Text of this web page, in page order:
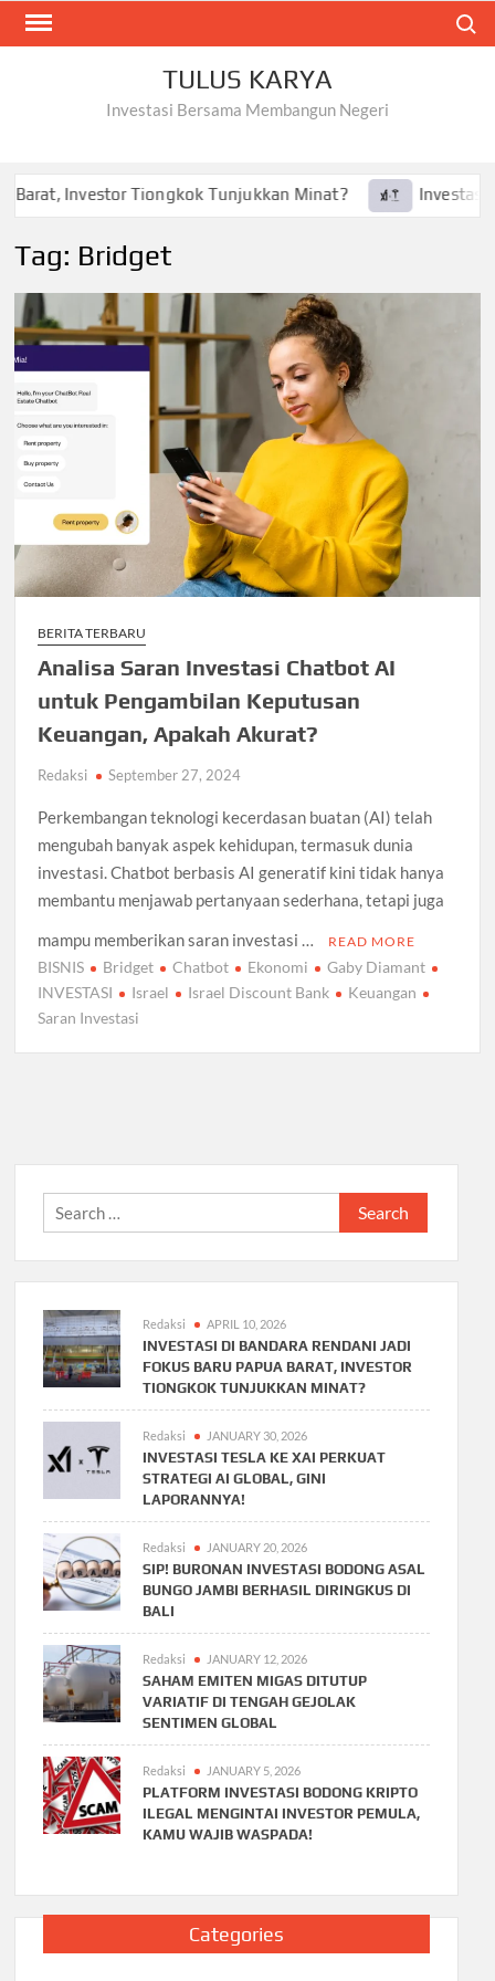
Skip
TULUS KARYA
Investasi Bersama Membangun Negeri
Investor Tiongkok Tunjukkan Minat? Investasi
Tag: Bridget
BERITA TERBARU
Analisa Saran Investasi Chatbot AI
untuk Pengambilan Keputusan
Keuangan, Apakah Akurat?
Redaksi September 27, 2024
Perkembangan teknologi kecerdasan buatan (AI) telah
mengubah banyak aspek kehidupan, termasuk dunia
investasi. Chatbot berbasis AI generatif kini tidak hanya
membantu menjawab pertanyaan sederhana, tetapi juga
mampu memberikan saran investasi …
READ MORE
BISNIS Bridget Chatbot Ekonomi
Gaby Diamant
INVESTASI
Israel Israel Discount Bank
Keuangan
Saran Investasi
Search
for:
Redaksi APRIL 10, 2026
INVESTASI DI BANDARA RENDANI JADI
FOKUS BARU PAPUA BARAT, INVESTOR
TIONGKOK TUNJUKKAN MINAT?
Redaksi JANUARY 30, 2026
INVESTASI TESLA KE XAI PERKUAT
STRATEGI AI GLOBAL, GINI
LAPORANNYA!
Redaksi JANUARY 20, 2026
SIP! BURONAN INVESTASI BODONG ASAL
BUNGO JAMBI BERHASIL DIRINGKUS DI
BALI
Redaksi JANUARY 12, 2026
SAHAM EMITEN MIGAS DITUTUP
VARIATIF DI TENGAH GEJOLAK
SENTIMEN GLOBAL
Redaksi JANUARY 5, 2026
PLATFORM INVESTASI BODONG KRIPTO
ILEGAL MENGINTAI INVESTOR PEMULA,
KAMU WAJIB WASPADA!
Categories